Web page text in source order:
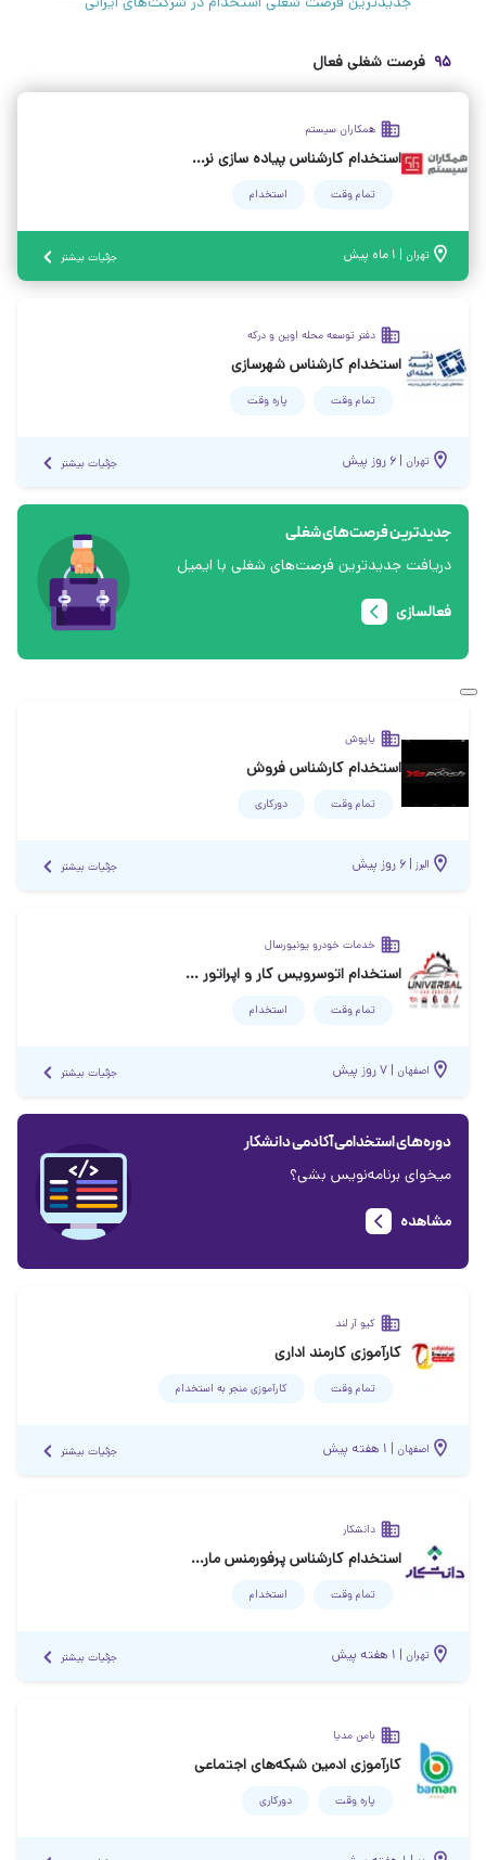
۹۵ فرصت شغلی فعال
همکاران سیستم
استخدام کارشناس پیاده سازی نرم افزار ( از رشته‌های متنوع)
تمام وقت استخدام
تهران | ۱ ماه پیش جزئیات بیشتر
دفتر توسعه محله اوین و درکه
استخدام کارشناس شهرسازی
تمام وقت پاره وقت
تهران | ۶ روز پیش جزئیات بیشتر
جدیدترین فرصت‌های شغلی
دریافت جدیدترین فرصت‌های شغلی با ایمیل
فعالسازی
یاپوش
استخدام کارشناس فروش
تمام وقت دورکاری
البرز | ۶ روز پیش جزئیات بیشتر
خدمات خودرو یونیورسال
استخدام اتوسرویس کار و اپراتور خدمات لاستیک
تمام وقت استخدام
اصفهان | ۷ روز پیش جزئیات بیشتر
دوره‌های استخدامی آکادمی دانشکار
میخوای برنامه‌نویس بشی؟
مشاهده
کیو آر لند
کارآموزی کارمند اداری
تمام وقت کارآموزی منجر ‌به استخدام
اصفهان | ۱ هفته پیش جزئیات بیشتر
دانشکار
استخدام کارشناس پرفورمنس مارکتینگ
تمام وقت استخدام
تهران | ۱ هفته پیش جزئیات بیشتر
بامن مدیا
کارآموزی ادمین شبکه‌های اجتماعی
پاره وقت دورکاری